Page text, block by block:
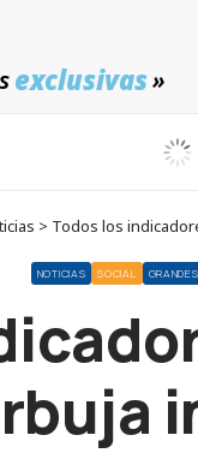
exclusivas»
> Todos los
NOTICIAS SOCIAL